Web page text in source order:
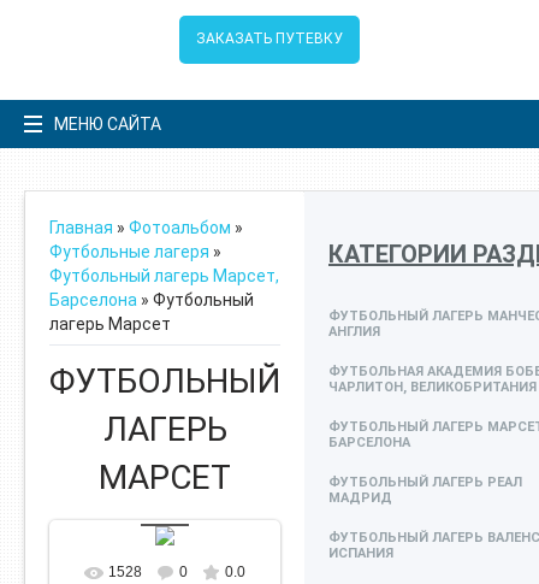
ЗАКАЗАТЬ ПУТЕВКУ
МЕНЮ САЙТА
Главная » Фотоальбом »
Футбольные лагеря »
Футбольный лагерь Марсет,
Барселона » Футбольный
лагерь Марсет
ФУТБОЛЬНЫЙ
ЛАГЕРЬ
МАРСЕТ
1528 0 0.0
КАТЕГОРИИ
ФУТБОЛЬНЫЙ ЛАГЕРЬ
АНГЛИЯ
ФУТБОЛЬНАЯ АКАДЕМИЯ
ЧАРЛИТОН, ВЕЛИКОБРИТАНИЯ
ФУТБОЛЬНЫЙ ЛАГЕРЬ
БАРСЕЛОНА
ФУТБОЛЬНЫЙ ЛАГЕРЬ РЕАЛ
МАДРИД
ФУТБОЛЬНЫЙ ЛАГЕРЬ
ИСПАНИЯ